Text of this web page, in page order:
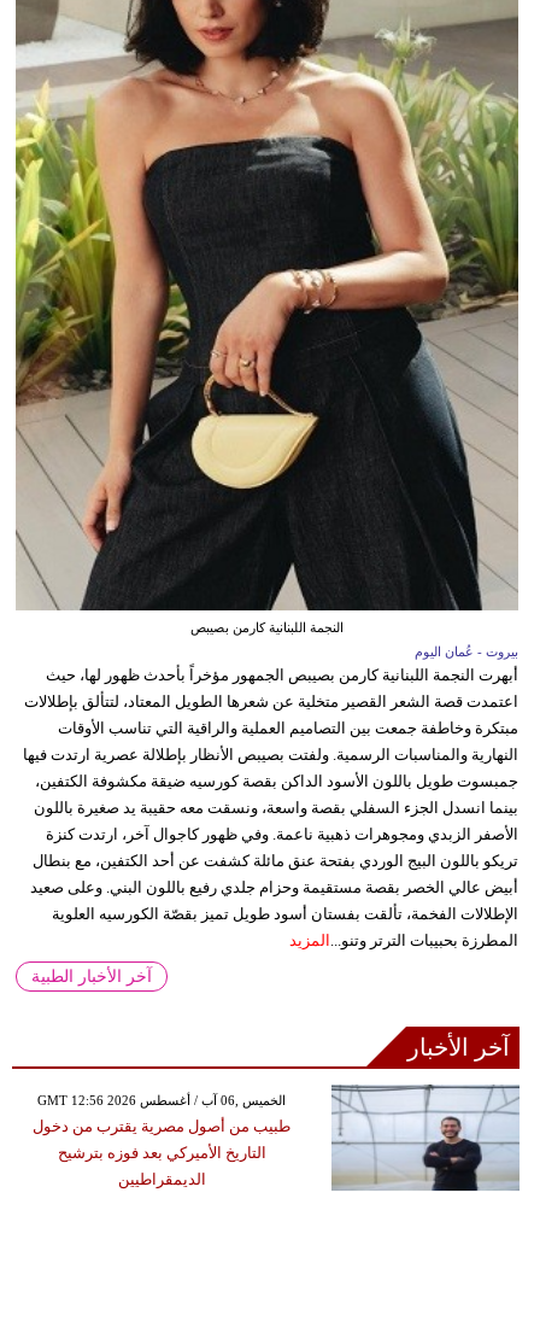
النجمة اللبنانية كارمن بصيبص
بيروت - عُمان اليوم
أبهرت النجمة اللبنانية كارمن بصيبص الجمهور مؤخراً بأحدث ظهور لها، حيث
اعتمدت قصة الشعر القصير متخلية عن شعرها الطويل المعتاد، لتتألق بإطلالات
مبتكرة وخاطفة جمعت بين التصاميم العملية والراقية التي تناسب الأوقات
النهارية والمناسبات الرسمية. ولفتت بصيبص الأنظار بإطلالة عصرية ارتدت فيها
جمبسوت طويل باللون الأسود الداكن بقصة كورسيه ضيقة مكشوفة الكتفين،
بينما انسدل الجزء السفلي بقصة واسعة، ونسقت معه حقيبة يد صغيرة باللون
الأصفر الزبدي ومجوهرات ذهبية ناعمة. وفي ظهور كاجوال آخر، ارتدت كنزة
تريكو باللون البيج الوردي بفتحة عنق مائلة كشفت عن أحد الكتفين، مع بنطال
أبيض عالي الخصر بقصة مستقيمة وحزام جلدي رفيع باللون البني. وعلى صعيد
الإطلالات الفخمة، تألقت بفستان أسود طويل تميز بقصّة الكورسيه العلوية
المطرزة بحبيبات الترتر وتنو... المزيد
آخر الأخبار الطبية
آخر الأخبار
GMT 12:56 2026 الخميس ,06 آب / أغسطس
طبيب من أصول مصرية يقترب من دخول
التاريخ الأميركي بعد فوزه بترشيح
الديمقراطيين